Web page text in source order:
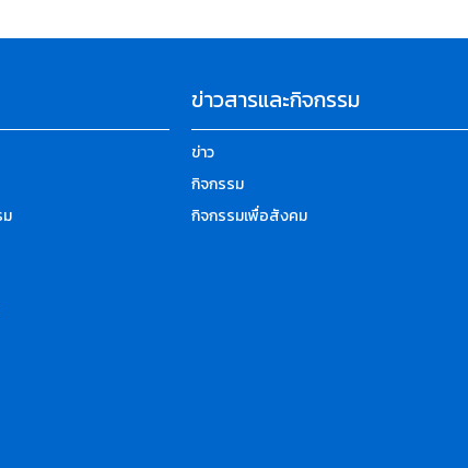
ข่าวสารและกิจกรรม
ข่าว
กิจกรรม
กิจกรรมเพื่อสังคม